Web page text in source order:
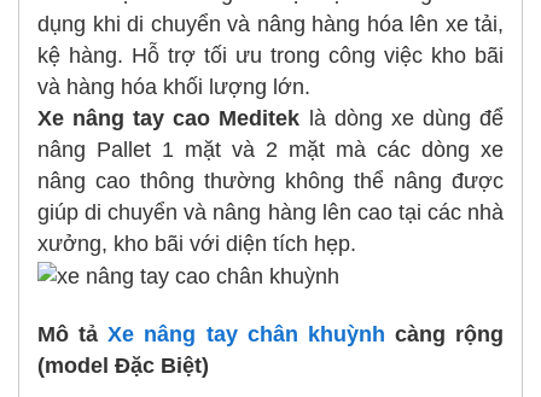
dụng khi di chuyển và nâng hàng hóa lên xe tải,
kệ hàng. Hỗ trợ tối ưu trong công việc kho bãi
và hàng hóa khối lượng lớn.
Xe nâng tay cao Meditek là dòng xe dùng để
nâng Pallet 1 mặt và 2 mặt mà các dòng xe
nâng cao thông thường không thể nâng được
giúp di chuyển và nâng hàng lên cao tại các nhà
xưởng, kho bãi với diện tích hẹp.
Mô tảXe nâng tay chân khuỳnh càng rộng
(model Đặc Biệt)